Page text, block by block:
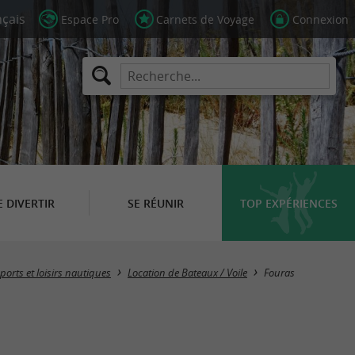
Espace Pro Carnets de Voyage Connexion
DIVERTIR SE RÉUNIR TOP EXPÉRIENCES
Masquer la carte
et loisirs nautiques Location de Bateaux / Voile Fouras